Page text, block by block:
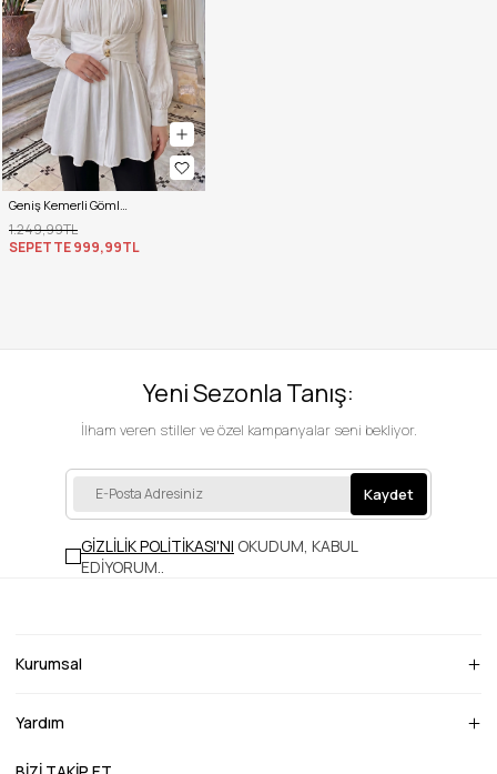
Geniş Kemerli Gömlek Y0134 - KREM
1.249,99TL
SEPETTE999,99TL
Yeni Sezonla Tanış:
İlham veren stiller ve özel kampanyalar seni bekliyor.
Kaydet
GİZLİLİK POLİTİKASI'NI OKUDUM, KABUL
EDİYORUM..
Kurumsal
Yardım